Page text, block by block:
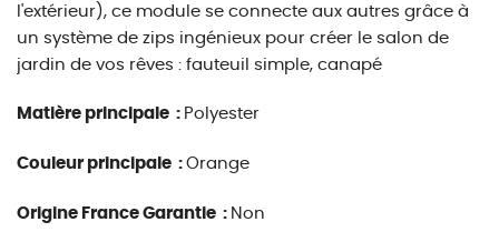
l'extérieur), ce module se connecte aux autres grâce à
un système de zips ingénieux pour créer le salon de
jardin de vos rêves : fauteuil simple, canapé
Matière principale : Polyester
Couleur principale : Orange
Origine France Garantie : Non